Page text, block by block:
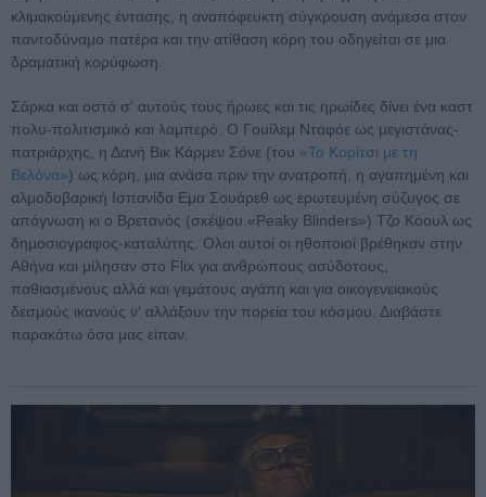
κλιμακούμενης έντασης, η αναπόφευκτη σύγκρουση ανάμεσα στον
παντοδύναμο πατέρα και την ατίθαση κόρη του οδηγείται σε μια
δραματική κορύφωση.
Σάρκα και οστά σ' αυτούς τους ήρωες και τις ηρωίδες δίνει ένα καστ
πολυ-πολιτισμικό και λαμπερό. Ο Γουίλεμ Νταφόε ως μεγιστάνας-
πατριάρχης, η Δανή Βικ Κάρμεν Σόνε (του «Το Κορίτσι με τη
Βελόνα») ως κόρη, μια ανάσα πριν την ανατροπή, η αγαπημένη και
αλμοδοβαρική Ισπανίδα Εμα Σουάρεθ ως ερωτευμένη σύζυγος σε
απόγνωση κι ο Βρετανός (σκέψου «Peaky Blinders») Τζο Κόουλ ως
δημοσιογραφος-καταλύτης. Ολοι αυτοί οι ηθοποιοί βρέθηκαν στην
Αθήνα και μίλησαν στο Flix για ανθρώπους ασύδοτους,
παθιασμένους αλλά και γεμάτους αγάπη και για οικογενειακούς
δεσμούς ικανούς ν' αλλάξουν την πορεία του κόσμου. Διαβάστε
παρακάτω όσα μας είπαν.